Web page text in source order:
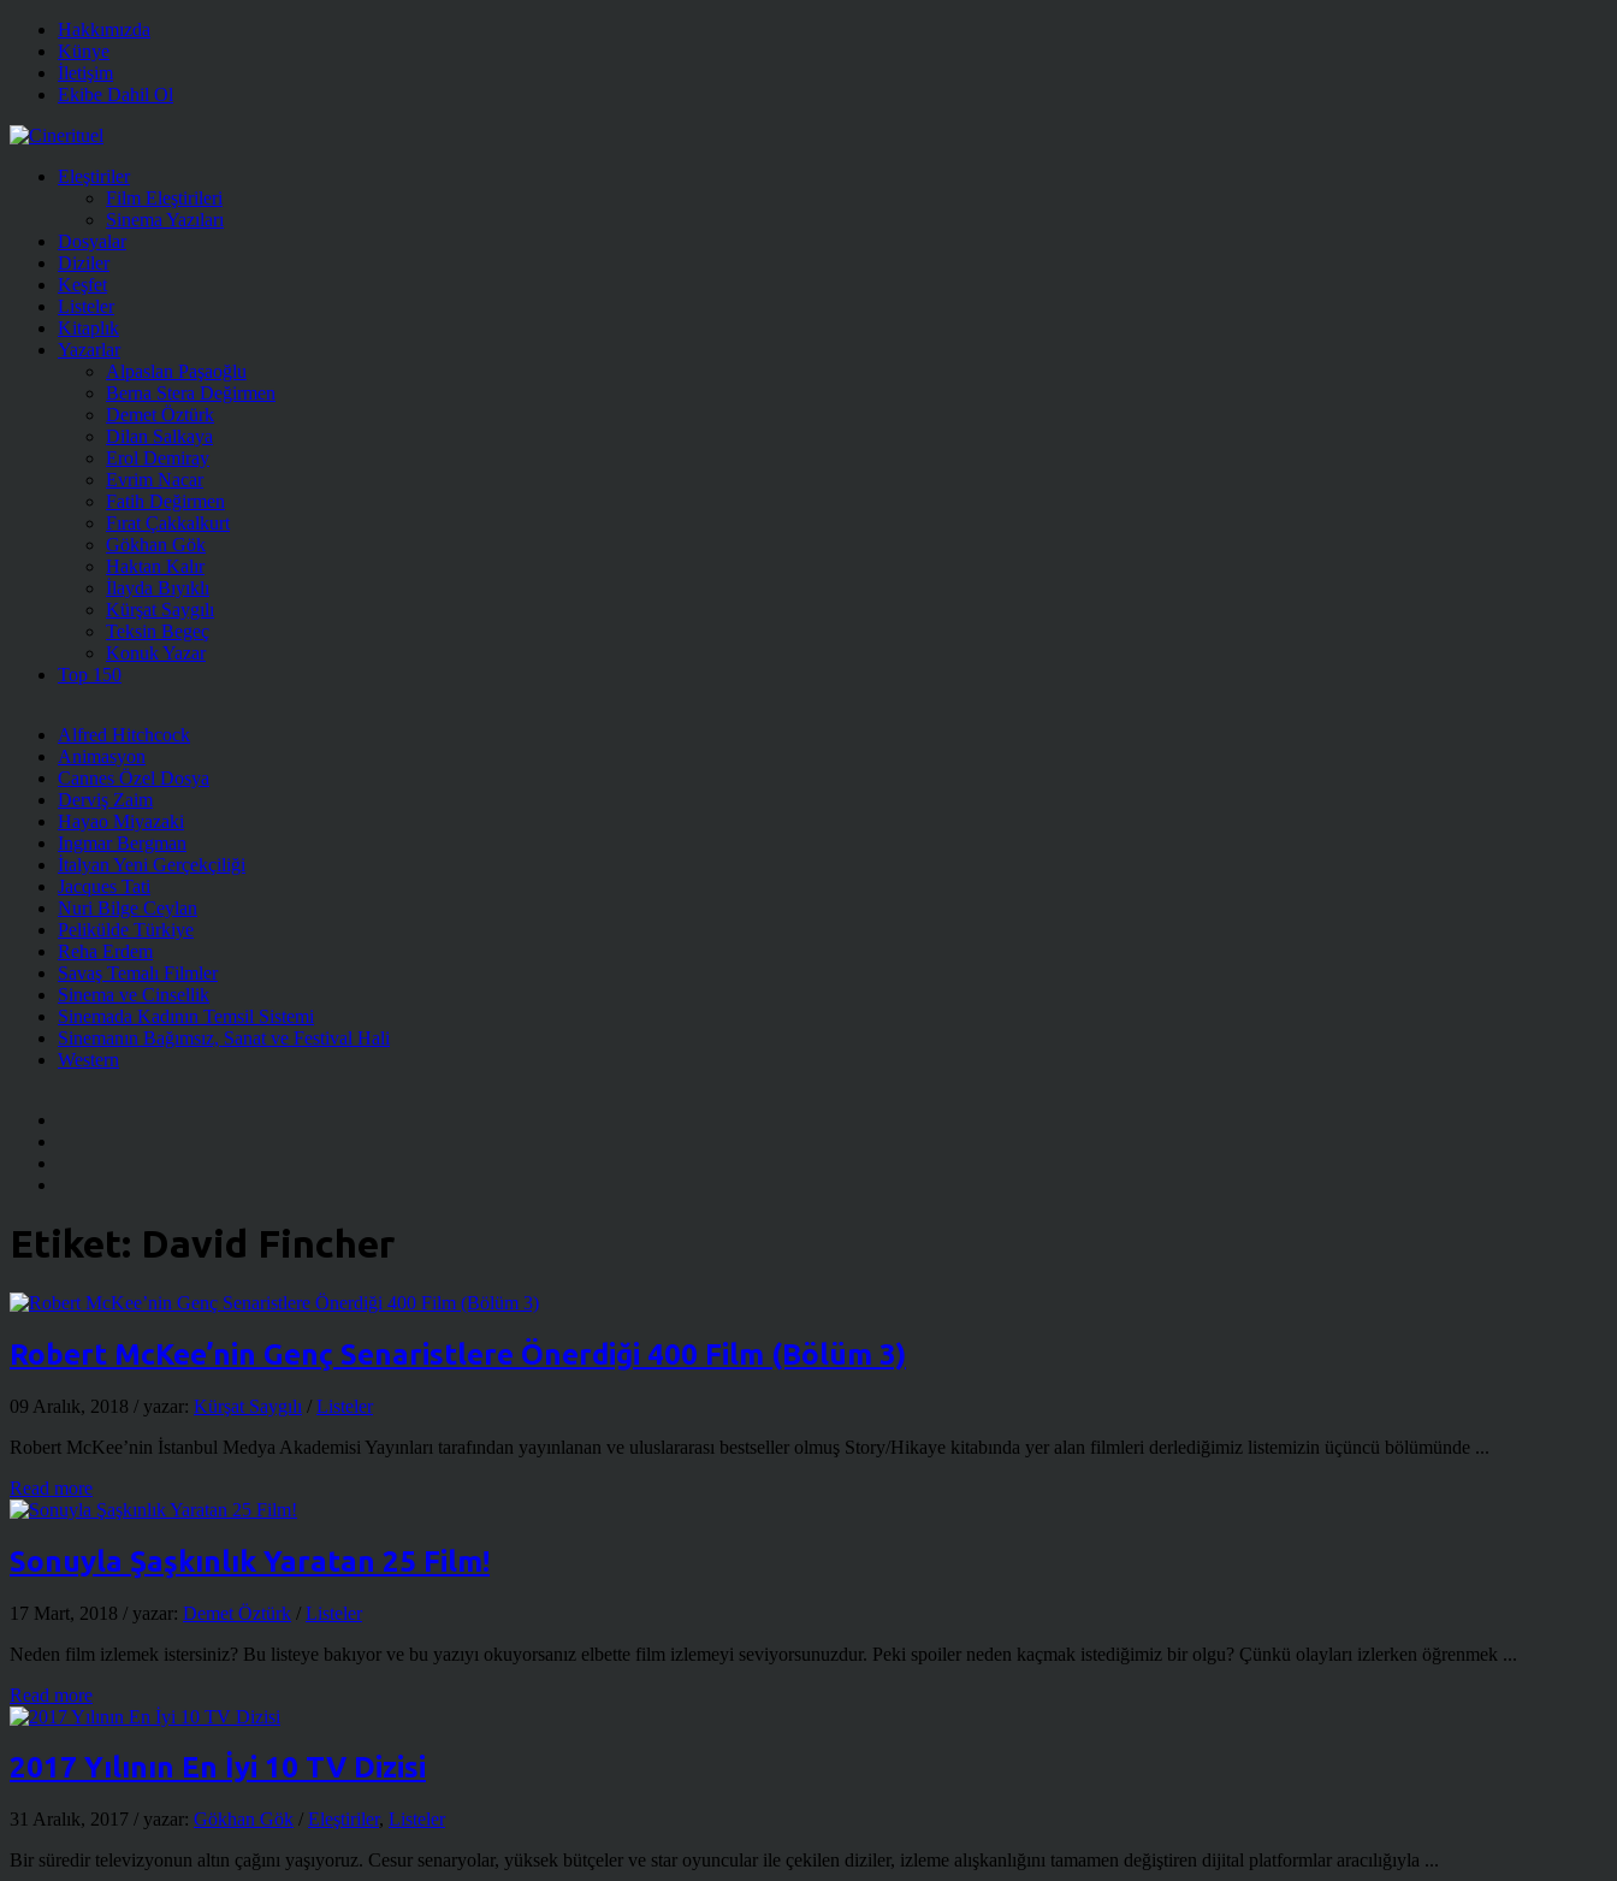
Hakkımızda
Künye
İletişim
Ekibe Dahil Ol
Eleştiriler
Film Eleştirileri
Sinema Yazıları
Dosyalar
Diziler
Keşfet
Listeler
Kitaplık
Yazarlar
Alpaslan Paşaoğlu
Berna Stera Değirmen
Demet Öztürk
Dilan Salkaya
Erol Demiray
Evrim Nacar
Fatih Değirmen
Fırat Çakkalkurt
Gökhan Gök
Haktan Kalır
İlayda Bıyıklı
Kürşat Saygılı
Teksin Begeç
Konuk Yazar
Top 150
Alfred Hitchcock
Animasyon
Cannes Özel Dosya
Derviş Zaim
Hayao Miyazaki
Ingmar Bergman
İtalyan Yeni Gerçekçiliği
Jacques Tati
Nuri Bilge Ceylan
Pelikülde Türkiye
Reha Erdem
Savaş Temalı Filmler
Sinema ve Cinsellik
Sinemada Kadının Temsil Sistemi
Sinemanın Bağımsız, Sanat ve Festival Hali
Western
Etiket: David Fincher
Robert McKee’nin Genç Senaristlere Önerdiği 400 Film (Bölüm 3)
09 Aralık, 2018 / yazar: Kürşat Saygılı / Listeler
Robert McKee’nin İstanbul Medya Akademisi Yayınları tarafından yayınlanan ve uluslararası bestseller olmuş Story/Hikaye kitabında yer alan filmleri derlediğimiz listemizin üçüncü bölümünde ...
Read more
Sonuyla Şaşkınlık Yaratan 25 Film!
17 Mart, 2018 / yazar: Demet Öztürk / Listeler
Neden film izlemek istersiniz? Bu listeye bakıyor ve bu yazıyı okuyorsanız elbette film izlemeyi seviyorsunuzdur. Peki spoiler neden kaçmak istediğimiz bir olgu? Çünkü olayları izlerken öğrenmek ...
Read more
2017 Yılının En İyi 10 TV Dizisi
31 Aralık, 2017 / yazar: Gökhan Gök / Eleştiriler, Listeler
Bir süredir televizyonun altın çağını yaşıyoruz. Cesur senaryolar, yüksek bütçeler ve star oyuncular ile çekilen diziler, izleme alışkanlığını tamamen değiştiren dijital platformlar aracılığıyla ...